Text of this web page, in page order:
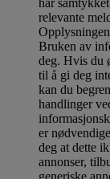
relevante
Bruken av
deg. Hvis du
til å gi deg
kan du
handlinger
er
deg at dette
annonser,
generiske